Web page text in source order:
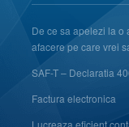
De ce sa apelezi la o
afacere pe care vrei
SAF-T – Declaratia
Factura electronica
Lucreaza eficient